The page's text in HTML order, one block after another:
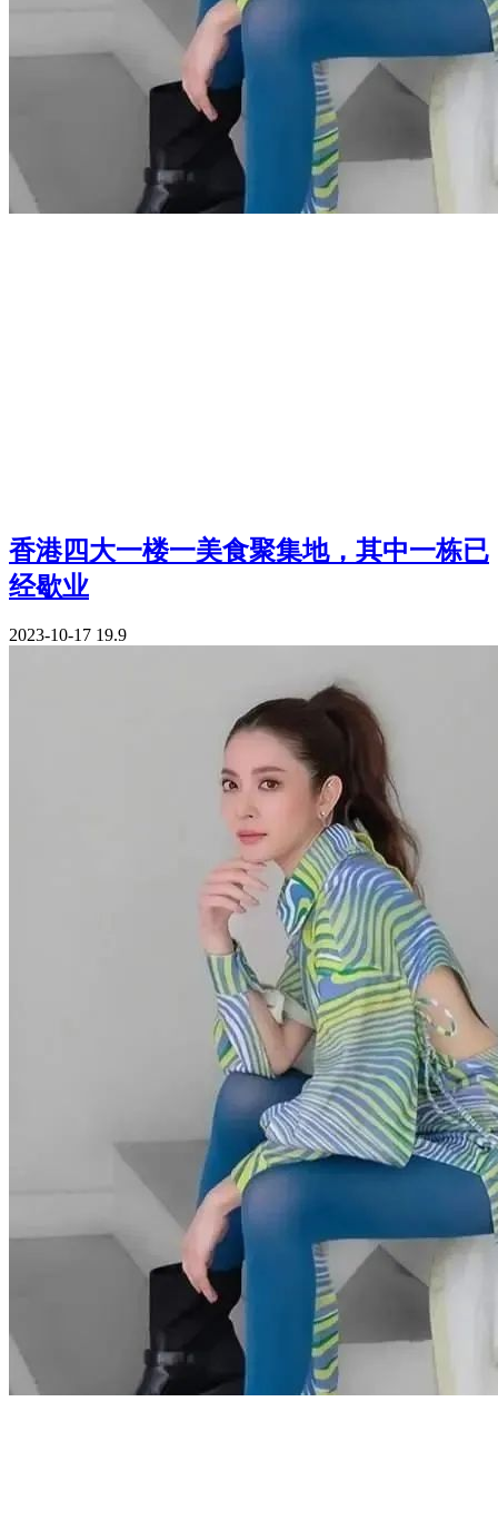
香港四大一楼一美食聚集地，其中一栋已
经歇业
2023-10-17 19.9